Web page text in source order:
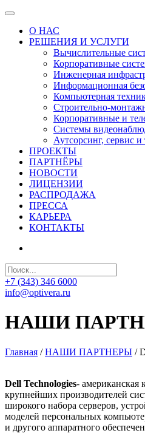
О НАС
РЕШЕНИЯ И УСЛУГИ
Вычислительные
Корпоративные
Инженерная
Информационная
Компьютерная
Строительно-
Корпоративные и
Системы
Аутсорсинг, сервис
ПРОЕКТЫ
ПАРТНЁРЫ
НОВОСТИ
ЛИЦЕНЗИИ
РАСПРОДАЖА
ПРЕССА
КАРЬЕРА
КОНТАКТЫ
+7 (343) 346 6000
info@optivera.ru
НАШИ
Главная / НАШИ ПАРТНЕРЫ /
Dell Technologies- американская
крупнейших производителей
широкого набора серверов,
моделей персональных
и другого аппаратного